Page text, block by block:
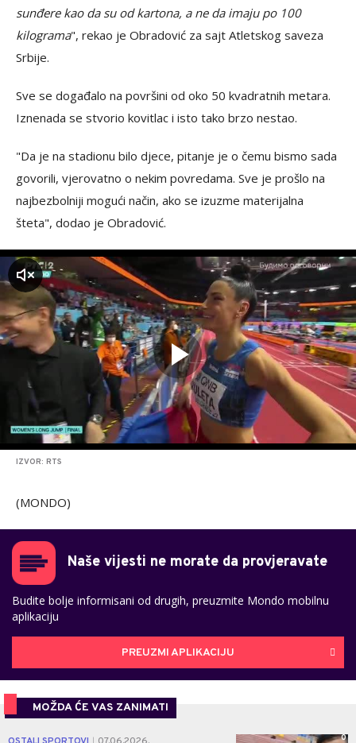
sunđere kao da su od kartona, a ne da imaju po 100
kilograma", rekao je Obradović za sajt Atletskog saveza
Srbije.
Sve se događalo na površini od oko 50 kvadratnih metara.
Iznenada se stvorio kovitlac i isto tako brzo nestao.
"Da je na stadionu bilo djece, pitanje je o čemu bismo sada
govorili, vjerovatno o nekim povredama. Sve je prošlo na
najbezbolniji mogući način, ako se izuzme materijalna
šteta", dodao je Obradović.
IZVOR: RTS
(MONDO)
Naše vijesti ne morate da provjeravate
Budite bolje informisani od drugih, preuzmite Mondo mobilnu
aplikaciju
PREUZMI APLIKACIJU
MOŽDA ĆE VAS ZANIMATI
0